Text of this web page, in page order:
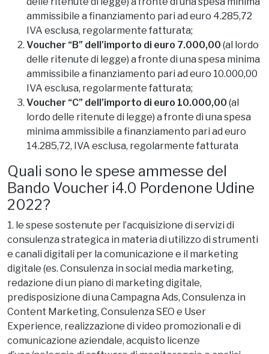
Voucher “A” dell’importo di euro 3.000,00(al lordo
delle ritenute di legge) a fronte di una spesa minima
ammissibile a finanziamento pari ad euro 4.285,72
IVA esclusa, regolarmente fatturata;
Voucher “B” dell’importo di euro 7.000,00(al lordo
delle ritenute di legge) a fronte di una spesa minima
ammissibile a finanziamento pari ad euro 10.000,00
IVA esclusa, regolarmente fatturata;
Voucher “C” dell’importo di euro 10.000,00(al
lordo delle ritenute di legge) a fronte di una spesa
minima ammissibile a finanziamento pari ad euro
14.285,72, IVA esclusa, regolarmente fatturata
Quali sono le spese ammesse del
Bando Voucher i4.0 Pordenone Udine
2022?
1. le spese sostenute per l’acquisizione di servizi di
consulenza strategica in materia di utilizzo di strumenti
e canali digitali per la comunicazione e il marketing
digitale (es. Consulenza in social media marketing,
redazione di un piano di marketing digitale,
predisposizione di una Campagna Ads, Consulenza in
Content Marketing, Consulenza SEO e User